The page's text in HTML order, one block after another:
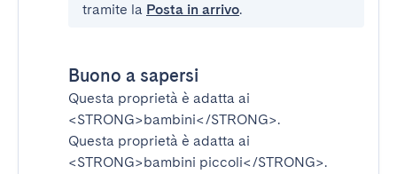
tramite la Posta in arrivo.
Buono a sapersi
Questa proprietà è adatta ai
<STRONG>bambini</STRONG>.
Questa proprietà è adatta ai
<STRONG>bambini piccoli</STRONG>.